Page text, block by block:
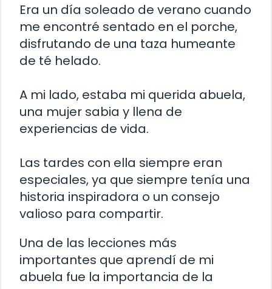
Era un día soleado de verano cuando
me encontré sentado en el porche,
disfrutando de una taza humeante
de té helado.
A mi lado, estaba mi querida abuela,
una mujer sabia y llena de
experiencias de vida.
Las tardes con ella siempre eran
especiales, ya que siempre tenía una
historia inspiradora o un consejo
valioso para compartir.
Una de las lecciones más
importantes que aprendí de mi
abuela fue la importancia de la